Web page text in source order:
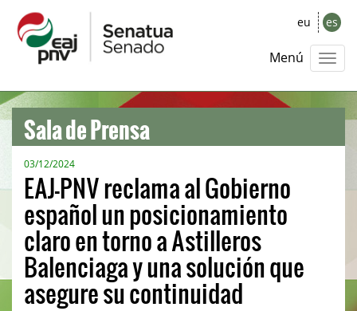
eu es
Menú
Sala de Prensa
03/12/2024
EAJ-PNV reclama al Gobierno
español un posicionamiento
claro en torno a Astilleros
Balenciaga y una solución que
asegure su continuidad